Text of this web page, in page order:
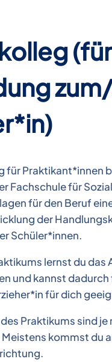
für Praktikant*innen
Fachschule für
für den Beruf
der
Schüler*innen.
lernst du
und kannst
für dich
Praktikums sind
kommst du